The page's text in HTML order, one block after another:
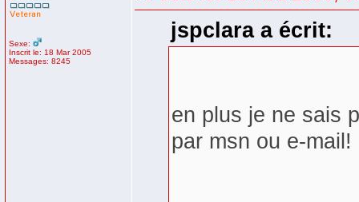
Sexe:
Inscrit le: 18 Mar 2005
Messages: 8245
jspclara a écrit:
en plus je ne sais
par msn ou e-mail!